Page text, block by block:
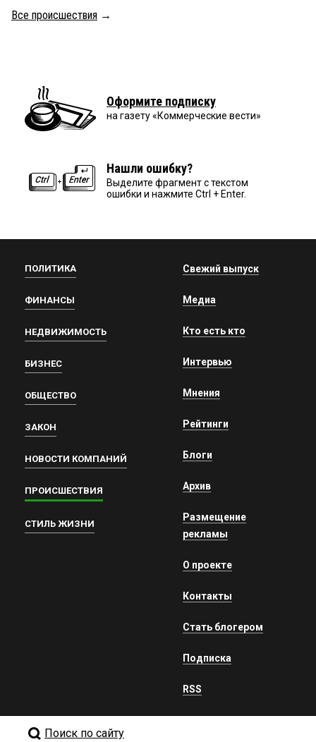
Все происшествия →
Оформите подписку
на газету «Коммерческие вести»
Нашли ошибку?
Выделите фрагмент с текстом
ошибки и нажмите Ctrl + Enter.
ПОЛИТИКА
ФИНАНСЫ
НЕДВИЖИМОСТЬ
БИЗНЕС
ОБЩЕСТВО
ЗАКОН
НОВОСТИ КОМПАНИЙ
ПРОИСШЕСТВИЯ
СТИЛЬ ЖИЗНИ
Свежий выпуск
Медиа
Кто есть кто
Интервью
Мнения
Рейтинги
Блоги
Архив
Размещение
рекламы
О проекте
Контакты
Стать блогером
Подписка
RSS
Поиск по сайту